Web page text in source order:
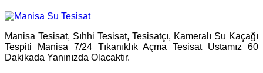
Manisa Tesisat, Sıhhi Tesisat, Tesisatçı, Kameralı Su Kaçağı
Tespiti Manisa 7/24 Tıkanıklık Açma Tesisat Ustamız 60
Dakikada Yanınızda Olacaktır.